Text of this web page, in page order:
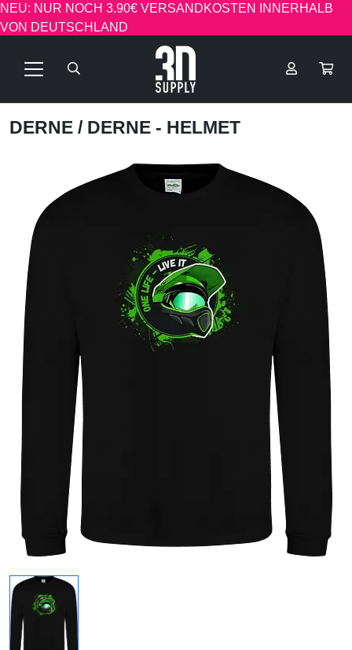
NEU: NUR NOCH 3.90€ VERSANDKOSTEN INNERHALB
VON DEUTSCHLAND
DERNE / DERNE - HELMET